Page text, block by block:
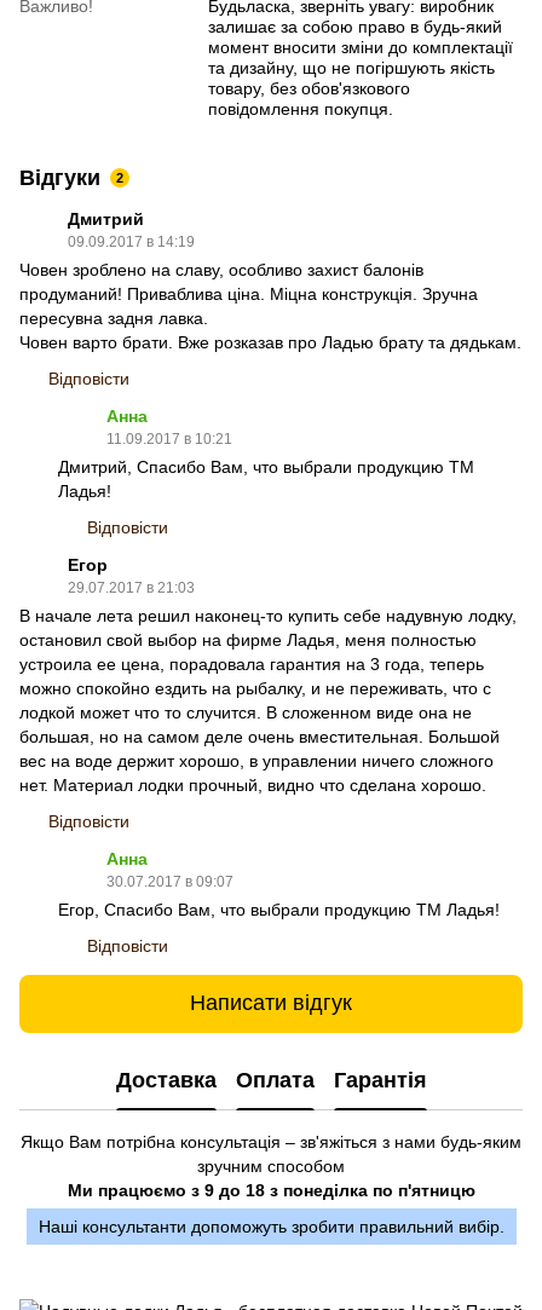
Важливо!
Будьласка, зверніть увагу: виробник
залишає за собою право в будь-який
момент вносити зміни до комплектації
та дизайну, що не погіршують якість
товару, без обов'язкового
повідомлення покупця.
Відгуки 2
Дмитрий
09.09.2017 в 14:19
Човен зроблено на славу, особливо захист балонiв
продуманий! Приваблива цiна. Мiцна конструкцiя. Зручна
пересувна задня лавка.
Човен варто брати. Вже розказав про Ладью брату та дядькам.
Відповісти
Анна
11.09.2017 в 10:21
Дмитрий, Спасибо Вам, что выбрали продукцию ТМ
Ладья!
Відповісти
Егор
29.07.2017 в 21:03
В начале лета решил наконец-то купить себе надувную лодку,
остановил свой выбор на фирме Ладья, меня полностью
устроила ее цена, порадовала гарантия на 3 года, теперь
можно спокойно ездить на рыбалку, и не переживать, что с
лодкой может что то случится. В сложенном виде она не
большая, но на самом деле очень вместительная. Большой
вес на воде держит хорошо, в управлении ничего сложного
нет. Материал лодки прочный, видно что сделана хорошо.
Відповісти
Анна
30.07.2017 в 09:07
Егор, Спасибо Вам, что выбрали продукцию ТМ Ладья!
Відповісти
Написати відгук
Доставка Оплата Гарантія
Якщо Вам потрібна консультація – зв'яжіться з нами будь-яким
зручним способом
Ми працюємо з 9 до 18 з понеділка по п'ятницю
Наші консультанти допоможуть зробити правильний вибір.